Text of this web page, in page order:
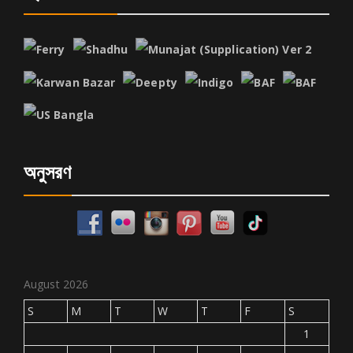
অনুসরণ
August 2026
S
M T W T F
S
1